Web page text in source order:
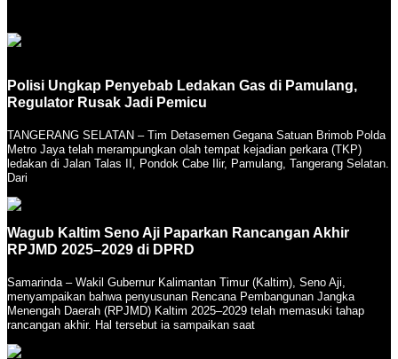
Polisi Ungkap Penyebab Ledakan Gas di Pamulang,
Regulator Rusak Jadi Pemicu
TANGERANG SELATAN – Tim Detasemen Gegana Satuan Brimob Polda
Metro Jaya telah merampungkan olah tempat kejadian perkara (TKP)
ledakan di Jalan Talas II, Pondok Cabe Ilir, Pamulang, Tangerang Selatan.
Dari
Wagub Kaltim Seno Aji Paparkan Rancangan Akhir
RPJMD 2025–2029 di DPRD
Samarinda – Wakil Gubernur Kalimantan Timur (Kaltim), Seno Aji,
menyampaikan bahwa penyusunan Rencana Pembangunan Jangka
Menengah Daerah (RPJMD) Kaltim 2025–2029 telah memasuki tahap
rancangan akhir. Hal tersebut ia sampaikan saat